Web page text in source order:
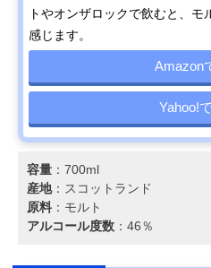
トやオンザロックで飲むと、
感じます。
Amazon
Yahoo!
容量 ：700ml
産地：スコットランド
原料 ：モルト
アルコール度数 ：46％